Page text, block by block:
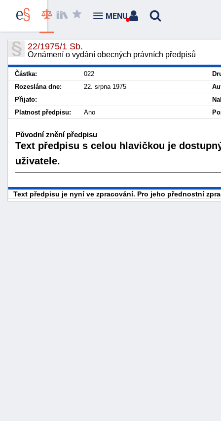
22/1975/1 Sb.
Oznámení o vydání obecných právních předpisů
Částka: 022
Rozeslána dne:
22. srpna 1975
Přijato:
Platnost předpisu:
Ano
Původní znění předpisu
Text předpisu s celou hlavičkou je
uživatele.
Text předpisu je nyní ve zpracování. Pro jeho přednostní
MENU